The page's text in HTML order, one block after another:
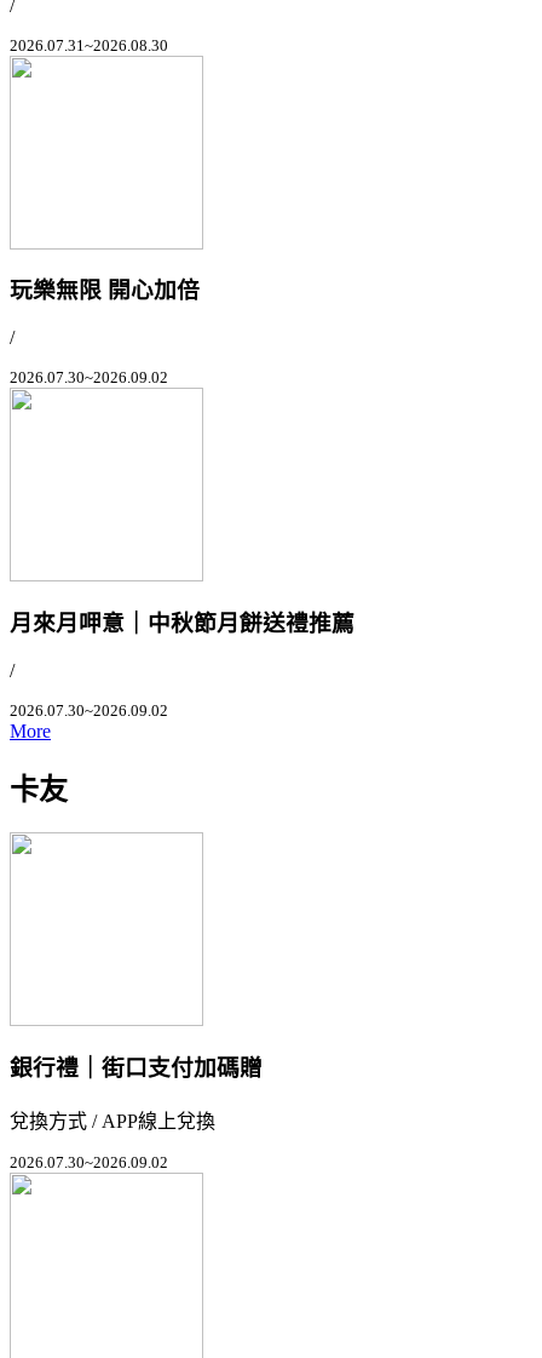
/
2026.07.31~2026.08.30
玩樂無限 開心加倍
/
2026.07.30~2026.09.02
月來月呷意｜中秋節月餅送禮推薦
/
2026.07.30~2026.09.02
More
卡友
銀行禮｜街口支付加碼贈
兌換方式 / APP線上兌換
2026.07.30~2026.09.02